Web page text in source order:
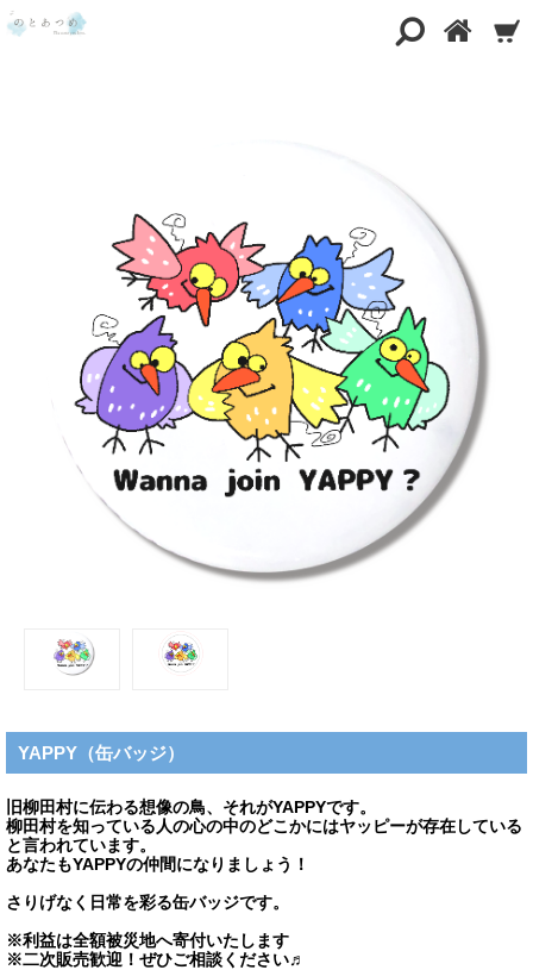
YAPPY（缶バッジ）
旧柳田村に伝わる想像の鳥、それがYAPPYです。
柳田村を知っている人の心の中のどこかにはヤッピーが存在している
と言われています。
あなたもYAPPYの仲間になりましょう！
さりげなく日常を彩る缶バッジです。
※利益は全額被災地へ寄付いたします
※二次販売歓迎！ぜひご相談ください♬